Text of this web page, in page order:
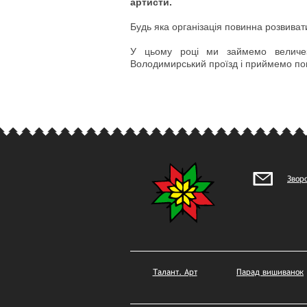
Будь яка організація повинна
У цьому році ми займемо
Володимирський проїзд і приймемо
Талант. Арт Парад вишиванок